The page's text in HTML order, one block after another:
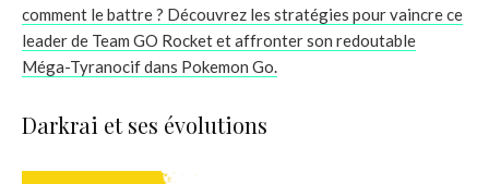
comment le battre ? Découvrez les stratégies pour vaincre ce
leader de Team GO Rocket et affronter son redoutable
Méga-Tyranocif dans Pokemon Go.
Darkrai et ses évolutions